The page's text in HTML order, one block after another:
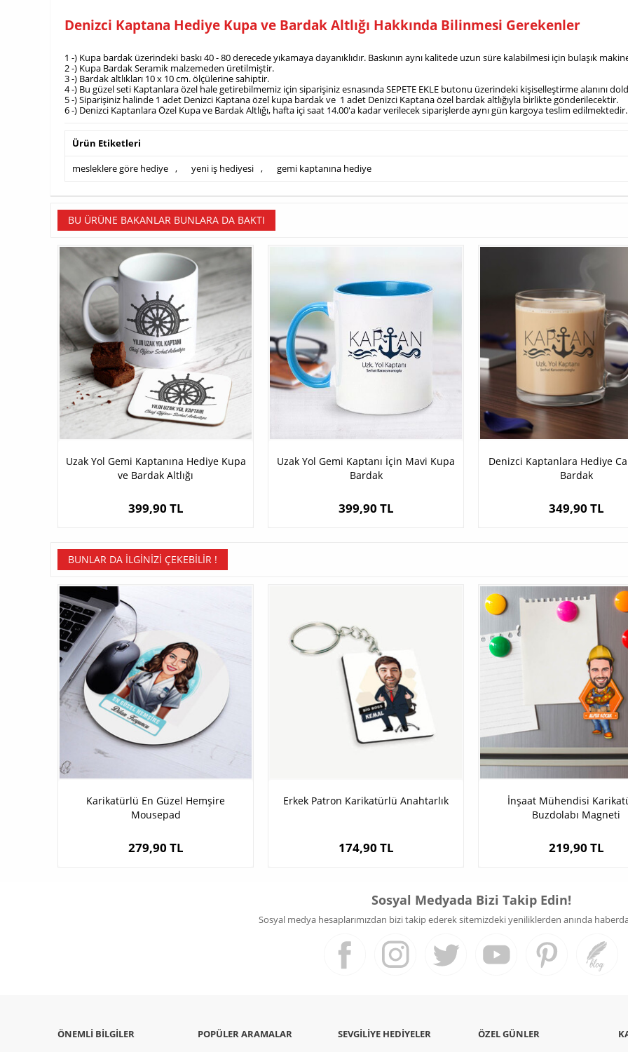
Denizci Kaptana Hediye Kupa ve Bardak Altlığı Hakkında Bilinmesi Gerekenler
1 -) Kupa bardak üzerindeki baskı 40 - 80 derecede yıkamaya dayanıklıdır. Baskının aynı kalitede uzun süre kalabilmesi için bulaşık
2 -) Kupa Bardak Seramik malzemeden üretilmiştir.
3 -) Bardak altlıkları 10 x 10 cm. ölçülerine sahiptir.
4 -) Bu güzel seti Kaptanlara özel hale getirebilmemiz için siparişiniz esnasında SEPETE EKLE butonu üzerindeki kişiselleştirme alanını
5 -) Siparişiniz halinde 1 adet Denizci Kaptana özel kupa bardak ve 1 adet Denizci Kaptana özel bardak altlığıyla birlikte gönderilecektir.
6 -) Denizci Kaptanlara Özel Kupa ve Bardak Altlığı, hafta içi saat 14.00'a kadar verilecek siparişlerde aynı gün kargoya teslim
Ürün Etiketleri
mesleklere göre hediye , yeni iş hediyesi , gemi kaptanına hediye
BU ÜRÜNE BAKANLAR BUNLARA DA BAKTI
Uzak Yol Gemi Kaptanına Hediye Kupa
ve Bardak Altlığı
399,90 TL
Uzak Yol Gemi Kaptanı İçin Mavi Kupa
Bardak
399,90 TL
Denizci Kaptanlara Hediye
Bardak
349,90 TL
BUNLAR DA İLGINIZI ÇEKEBILIR !
Karikatürlü En Güzel Hemşire
Mousepad
279,90 TL
Erkek Patron Karikatürlü Anahtarlık
174,90 TL
İnşaat Mühendisi
Buzdolabı Magneti
219,90 TL
Sosyal Medyada Bizi Takip Edin!
Sosyal medya hesaplarımızdan bizi takip ederek sitemizdeki yeniliklerden anında
ÖNEMLI BILGILER POPÜLER ARAMALAR SEVGILIYE HEDIYELER ÖZEL GÜNLER